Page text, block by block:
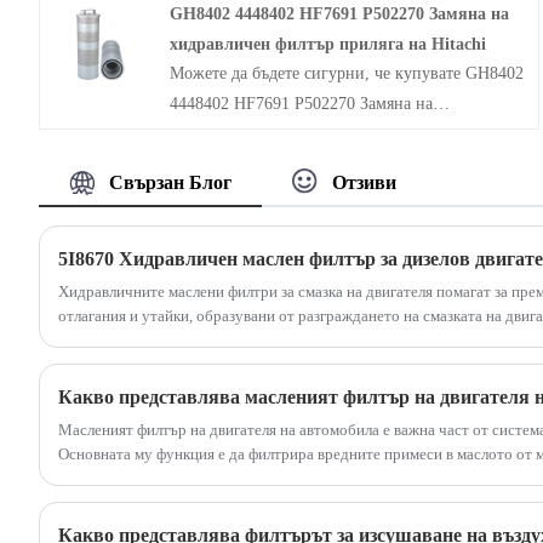
сгъстен въздух, ниско съпротивление на
колекционера на прах, намаляване на текущите
разходи.
GH8402 4448402 HF7691 P502270 Замяна на
хидравличен филтър приляга на Hitachi
Можете да бъдете сигурни, че купувате GH8402
4448402 HF7691 P502270 Замяна на
тези замърсители, е от решаващо значение да се
прилагат цялостни практики за поддръжка и
превантивни мерки. Редовното вземане на
проби и анализ на маслото са от съществено
значение за наблюдение на състоянието на
хидравличното масло и откриването на
маслото нивата на твърди частици, съдържание
на вода, извличане на въздух и други
параметри могат да бъдат измерени, което
коригиращи действия.
Свързан Блог Отзиви
5I8670 Хидравличен маслен филтър за дизелов
Хидравличните маслени филтри за смазка на двигателя помагат за
отлагания и утайки, образувани от разграждането на смазката на
Какво представлява масленият филтър на двигателя
Масленият филтър на двигателя на автомобила е важна част от
Основната му функция е да филтрира вредните примеси в маслото от
движещи се части са чисто и чисто смазани, охладени и почистени,
експлоатационният живот на тези части.